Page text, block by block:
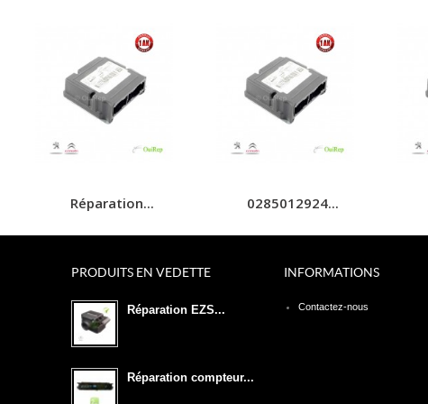
Réparation... 0285012924...
PRODUITS EN VEDETTE
Réparation EZS...
Réparation compteur...
INFORMATIONS
Contactez-nous